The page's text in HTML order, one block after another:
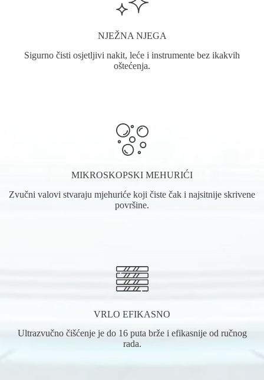
NJEŽNA NJEGA
Sigurno čisti osjetljivi nakit, leće i instrumente bez ikakvih
oštećenja.
MIKROSKOPSKI MEHURIĆI
Zvučni valovi stvaraju mjehuriće koji čiste čak i najsitnije skrivene
površine.
VRLO EFIKASNO
Ultrazvučno čišćenje je do 16 puta brže i efikasnije od ručnog
rada.